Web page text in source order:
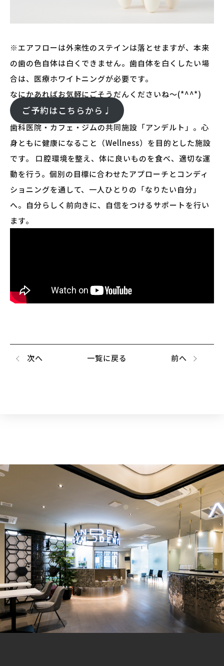
※エアフローは外来性のステインは落とせますが、本来
の歯の色自体は白くできません。歯自体を白くしたい場
合は、医療ホワイトニングが必要です。
なにかあればお気軽にごそうだんくださいね～(*^^*)
ご予約はこちらから♩
歯科医院・カフェ・ジムの共同施設「アンデルト」。心
身ともに健康になること（Wellness）を目的とした施設
です。 口腔環境を整え、体に良いものを食べ、適切な運
動を行う。個別の目標に合わせたアプローチとコンディ
ショニングを通して、一人ひとりの「なりたい自分」
へ。自分らしく前向きに、自信をつけるサポートを行い
ます。
次へ 一覧に戻る 前へ